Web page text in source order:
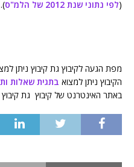
(לפי נתוני שנת 2012 של הלמ"ס ).
מפת הגעה לקיבוץ גת קיבוץ ניתן
הקיבוץ ניתן למצוא בתגית שאלות
באתר האינטרנט של קיבוץ גת